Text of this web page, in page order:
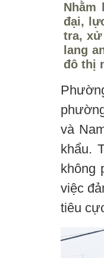
Nhằm
đại,
tra, xử
lang
đô thị
và
khẩu.
không
việc
tiêu